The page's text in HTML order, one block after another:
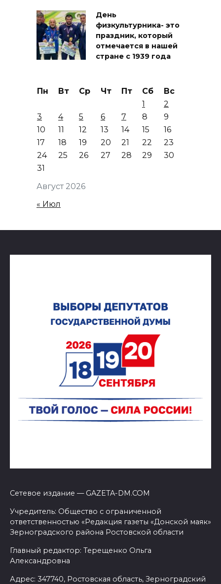
День
физкультурника- это
праздник, который
отмечается в нашей
стране с 1939 года
Август 2026
Пн Вт Ср Чт Пт Сб
Вс
1
2
3
4 5 6 7 8
9
10
11 12 13 14 15
16
17
18 19 20 21 22
23
24
25 26 27 28 29
30
31
« Июл
Сетевое издание — GAZETA-DM.COM
Учредитель: Общество с ограниченной
ответственностью «Редакция газеты «Донской маяк»
Зерноградского района Ростовской области
Главный редактор: Терещенко Ольга
Александровна
Адрес: 347740, Ростовская область, Зерноградский